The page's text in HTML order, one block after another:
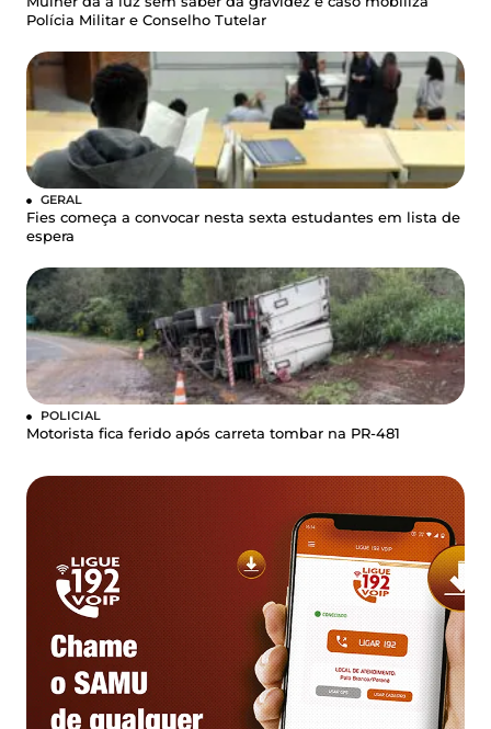
Polícia Militar e Conselho Tutelar
GERAL
Fies começa a convocar nesta sexta estudantes em lista de
espera
POLICIAL
Motorista fica ferido após carreta tombar na PR-481